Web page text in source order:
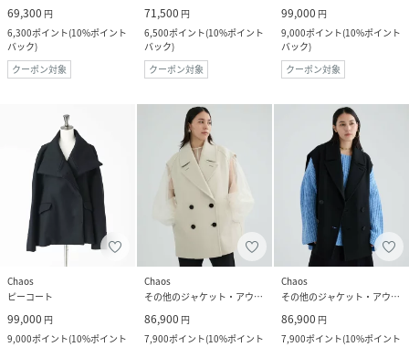
69,300 円
6,300ポイント(10%ポイント
バック)
クーポン対象
71,500 円
6,500ポイント(10%ポイント
バック)
クーポン対象
99,000 円
9,000ポイント(10%ポイント
バック)
クーポン対象
Chaos
ピーコート
99,000 円
9,000ポイント(10%ポイント
Chaos
その他のジャケット・アウター
86,900 円
7,900ポイント(10%ポイント
Chaos
その他のジャケット・アウター
86,900 円
7,900ポイント(10%ポイント